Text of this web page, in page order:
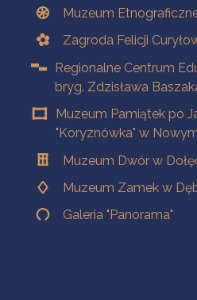
Muzeum
Zagroda Felicji
Regionalne Centrum
bryg. Zdzisława
Muzeum Pamiątek po
"Koryznówka" w
Muzeum Dwór w
Muzeum Zamek w
Galeria "Panorama"